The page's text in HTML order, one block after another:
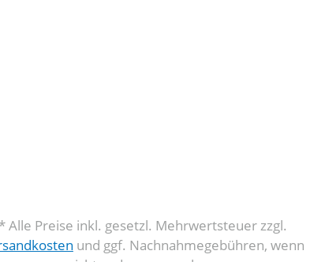
* Alle Preise inkl. gesetzl. Mehrwertsteuer zzgl.
und ggf. Nachnahmegebühren, wenn